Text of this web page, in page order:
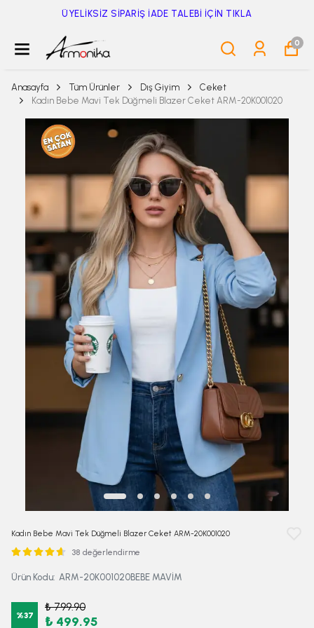
ÜYELİKSİZ SİPARİŞ İADE TALEBİ İÇİN TIKLA
0
Anasayfa Tüm Ürünler Dış Giyim
Ceket
Kadın Bebe Mavi Tek Düğmeli Blazer Ceket ARM-20K001020
Kadın Bebe Mavi Tek Düğmeli Blazer Ceket ARM-20K001020
38 değerlendirme
Ürün Kodu: ARM-20K001020BEBE MAVİM
%37
₺ 799.90
₺ 499.95